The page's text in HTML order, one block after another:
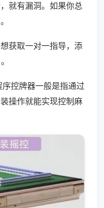
就有漏洞。如果你总
获取一对一指导，添
控牌器一般是指通过
操作就能实现控制麻